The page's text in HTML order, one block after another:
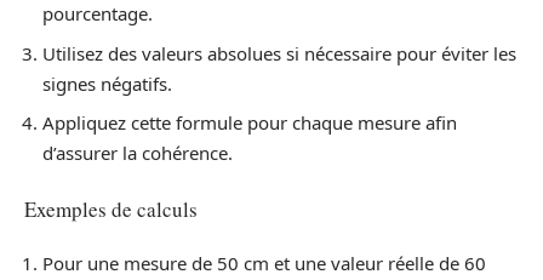
pourcentage.
Utilisez des valeurs absolues si nécessaire pour éviter les
signes négatifs.
Appliquez cette formule pour chaque mesure afin
d’assurer la cohérence.
Exemples de calculs
Pour une mesure de 50 cm et une valeur réelle de 60